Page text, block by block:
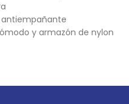
y armazón de nylon